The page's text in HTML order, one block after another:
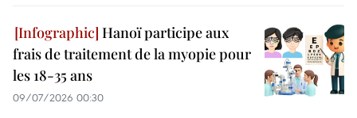
Hanoï participe aux
frais de traitement de la myopie pour
les 18-35 ans
09/07/2026 00:30